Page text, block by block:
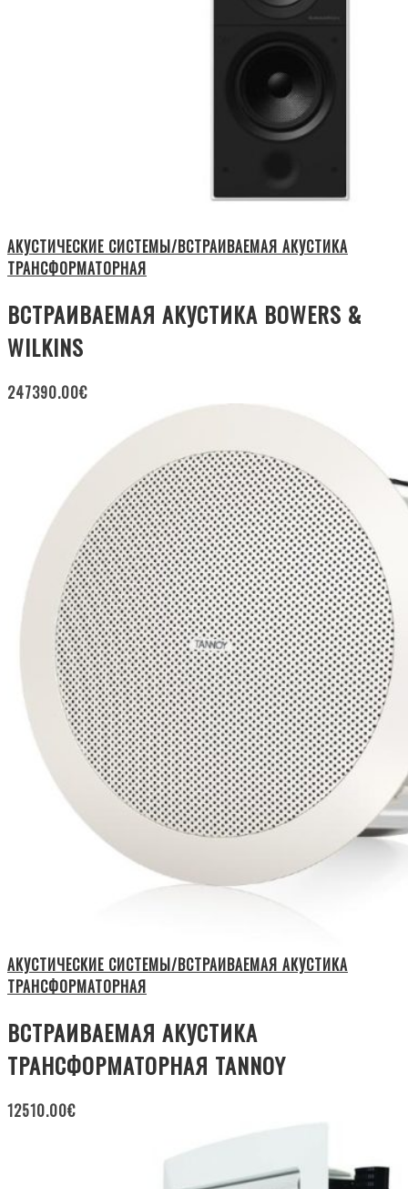
АКУСТИЧЕСКИЕ СИСТЕМЫ/ВСТРАИВАЕМАЯ АКУСТИКА
ТРАНСФОРМАТОРНАЯ
ВСТРАИВАЕМАЯ АКУСТИКА BOWERS &
WILKINS
247390.00€
АКУСТИЧЕСКИЕ СИСТЕМЫ/ВСТРАИВАЕМАЯ АКУСТИКА
ТРАНСФОРМАТОРНАЯ
ВСТРАИВАЕМАЯ АКУСТИКА
ТРАНСФОРМАТОРНАЯ TANNOY
12510.00€